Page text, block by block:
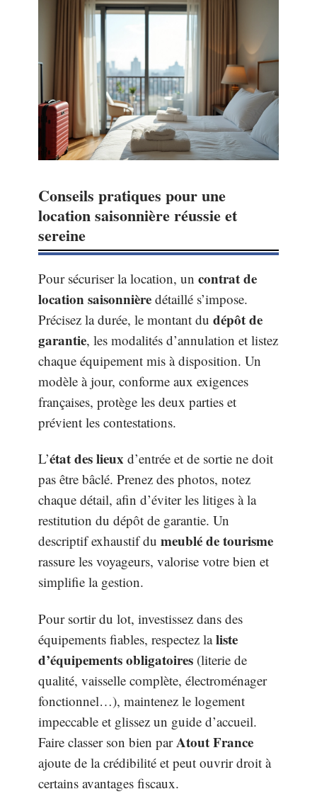
Conseils pratiques pour une
location saisonnière réussie et
sereine
Pour sécuriser la location, un contrat de
location saisonnière détaillé s’impose.
Précisez la durée, le montant du dépôt de
garantie, les modalités d’annulation et listez
chaque équipement mis à disposition. Un
modèle à jour, conforme aux exigences
françaises, protège les deux parties et
prévient les contestations.
L’état des lieux d’entrée et de sortie ne doit
pas être bâclé. Prenez des photos, notez
chaque détail, afin d’éviter les litiges à la
restitution du dépôt de garantie. Un
descriptif exhaustif du meublé de tourisme
rassure les voyageurs, valorise votre bien et
simplifie la gestion.
Pour sortir du lot, investissez dans des
équipements fiables, respectez laliste
d’équipements obligatoires (literie de
qualité, vaisselle complète, électroménager
fonctionnel…), maintenez le logement
impeccable et glissez un guide d’accueil.
Faire classer son bien parAtout France
ajoute de la crédibilité et peut ouvrir droit à
certains avantages fiscaux.